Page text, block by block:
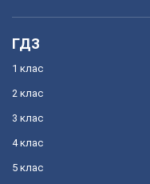
ГДЗ
1 клас
2 клас
3 клас
4 клас
5 клас